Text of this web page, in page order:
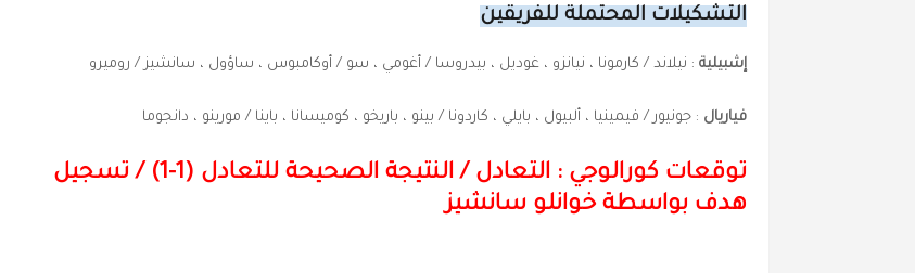
التشكيلات المحتملة للفريقين
إشبيلية : نيلاند / كارمونا ، نيانزو ، غوديل ، بيدروسا / أغومي ، سو / أوكامبوس ، ساؤول ، سانشيز / روميرو
فياريال : جونيور / فيمينيا ، ألبيول ، بايلي ، كاردونا / بينو ، باريخو ، كوميسانا ، باينا / مورينو ، دانجوما
توقعات كورالوجي : التعادل/
النتيجة الصحيحة للتعادل (1-1) / تسجيل
هدف بواسطة خوانلو سانشيز